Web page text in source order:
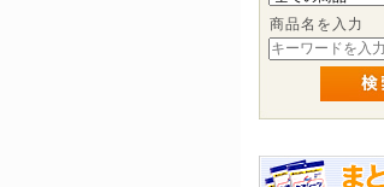
商品名を入力